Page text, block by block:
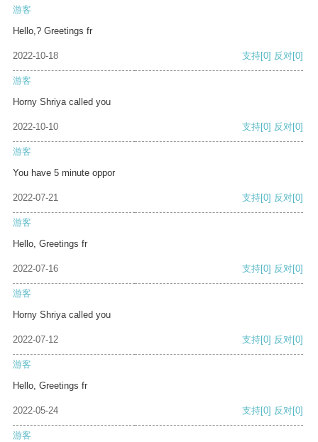
游客
Hello,? Greetings fr
2022-10-18 支持[0] 反对[0]
游客
Horny Shriya called you
2022-10-10 支持[0] 反对[0]
游客
You have 5 minute oppor
2022-07-21 支持[0] 反对[0]
游客
Hello, Greetings fr
2022-07-16 支持[0] 反对[0]
游客
Horny Shriya called you
2022-07-12 支持[0] 反对[0]
游客
Hello, Greetings fr
2022-05-24 支持[0] 反对[0]
游客